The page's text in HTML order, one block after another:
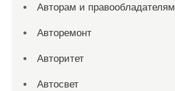
Авторам и правообладателям
Авторемонт
Авторитет
Автосвет